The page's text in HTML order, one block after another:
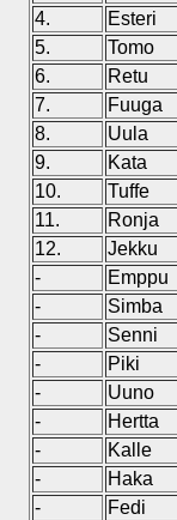
4. Esteri
5.
Tomo
6.
Retu
7.
Fuuga
8.
Uula
9.
Kata
10.
Tuffe
11.
Ronja
12.
Jekku
-
Emppu
-
Simba
-
Senni
-
Piki
-
Uuno
-
Hertta
-
Kalle
-
Haka
-
Fedi